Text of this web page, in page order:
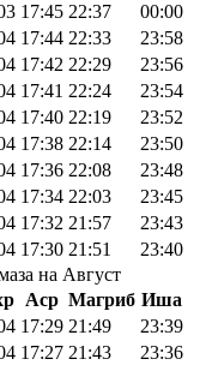
17:45 22:37
00:00
17:44 22:33
23:58
17:42 22:29
23:56
17:41 22:24
23:54
17:40 22:19
23:52
17:38 22:14
23:50
17:36 22:08
23:48
17:34 22:03
23:45
17:32 21:57
23:43
17:30 21:51
23:40
на Август
Аср Магриб Иша
17:29 21:49
23:39
17:27 21:43
23:36